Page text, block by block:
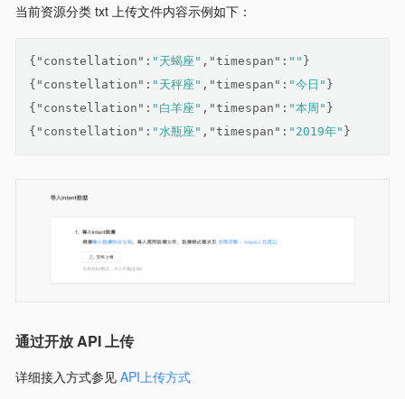
当前资源分类 txt 上传文件内容示例如下：
{ "constellation" : "天蝎座" , "timespan" : "" }
{ "constellation" : "天秤座" , "timespan" : "今日" }
{ "constellation" : "白羊座" , "timespan" : "本周" }
{ "constellation" : "水瓶座" , "timespan" : "2019年" }
通过开放 API 上传
详细接入方式参见 API上传方式